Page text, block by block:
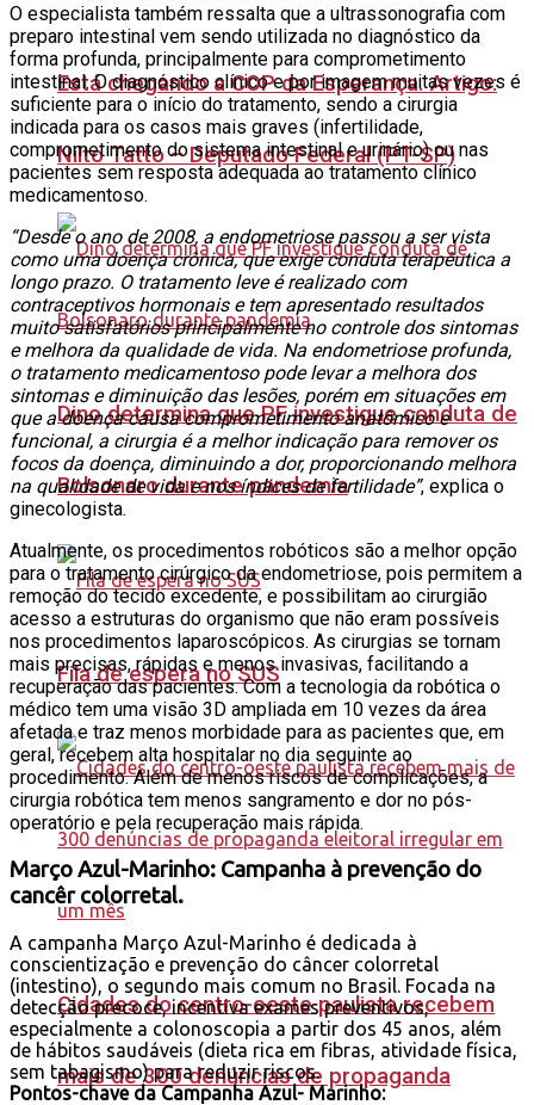
Está chegando a COP da Esperança. Artigo:
Nilto Tatto – Deputado Federal (PT-SP)
Dino determina que PF investigue conduta de
Bolsonaro durante pandemia
Fila de espera no SUS
Cidades do centro-oeste paulista recebem
mais de 300 denúncias de propaganda
O especialista também ressalta que a ultrassonografia com
preparo intestinal vem sendo utilizada no diagnóstico da
forma profunda, principalmente para comprometimento
intestinal. O diagnóstico clínico e por imagem muitas vezes é
suficiente para o início do tratamento, sendo a cirurgia
indicada para os casos mais graves (infertilidade,
comprometimento do sistema intestinal e urinário) ou nas
pacientes sem resposta adequada ao tratamento clínico
medicamentoso.
“Desde o ano de 2008, a endometriose passou a ser vista
como uma doença crônica, que exige conduta terapêutica a
longo prazo. O tratamento leve é realizado com
contraceptivos hormonais e tem apresentado resultados
muito satisfatórios principalmente no controle dos sintomas
e melhora da qualidade de vida. Na endometriose profunda,
o tratamento medicamentoso pode levar a melhora dos
sintomas e diminuição das lesões, porém em situações em
que a doença causa comprometimento anatômico e
funcional, a cirurgia é a melhor indicação para remover os
focos da doença, diminuindo a dor, proporcionando melhora
na qualidade de vida e nos índices de fertilidade”, explica o
ginecologista.
Atualmente, os procedimentos robóticos são a melhor opção
para o tratamento cirúrgico da endometriose, pois permitem a
remoção do tecido excedente, e possibilitam ao cirurgião
acesso a estruturas do organismo que não eram possíveis
nos procedimentos laparoscópicos. As cirurgias se tornam
mais precisas, rápidas e menos invasivas, facilitando a
recuperação das pacientes. Com a tecnologia da robótica o
médico tem uma visão 3D ampliada em 10 vezes da área
afetada e traz menos morbidade para as pacientes que, em
geral, recebem alta hospitalar no dia seguinte ao
procedimento. Além de menos riscos de complicações, a
cirurgia robótica tem menos sangramento e dor no pós-
operatório e pela recuperação mais rápida.
MarçoAzul-Marinho: Campanha à prevenção do
cancêr colorretal.
A campanha Março Azul-Marinho é dedicada à
conscientização e prevenção do câncer colorretal
(intestino), o segundo mais comum no Brasil. Focada na
detecção precoce, incentiva exames preventivos,
especialmente a colonoscopia a partir dos 45 anos, além
de hábitos saudáveis (dieta rica em fibras, atividade física,
sem tabagismo) para reduzir riscos.
Pontos-chave da Campanha Azul- Marinho: